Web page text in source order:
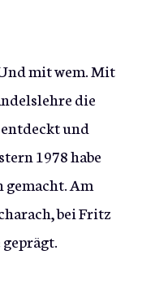
mit wem. Mit
die
und
1978 habe
gemacht. Am
bei Fritz